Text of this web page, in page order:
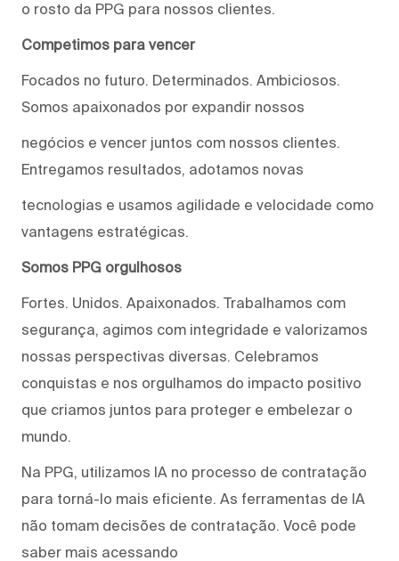
o rosto da PPG para nossos clientes.
Competimos para vencer
Focados no futuro. Determinados. Ambiciosos.
Somos apaixonados por expandir nossos
negócios e vencer juntos com nossos clientes.
Entregamos resultados, adotamos novas
tecnologias e usamos agilidade e velocidade como
vantagens estratégicas.
Somos PPG orgulhosos
Fortes. Unidos. Apaixonados. Trabalhamos com
segurança, agimos com integridade e valorizamos
nossas perspectivas diversas. Celebramos
conquistas e nos orgulhamos do impacto positivo
que criamos juntos para proteger e embelezar o
mundo.
Na PPG, utilizamos IA no processo de contratação
para torná-lo mais eficiente. As ferramentas de IA
não tomam decisões de contratação. Você pode
saber mais acessando